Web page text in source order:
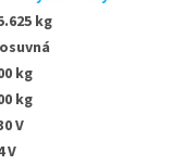
kg
kg
kg
V
V